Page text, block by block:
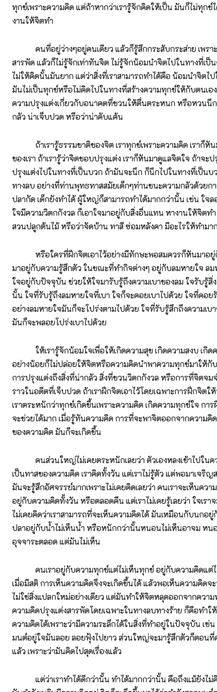
ทุกข์เพราะความคิด แต่ถ้าหากว่าเรารู้จักคิดให้เป็น มันก็ไม่ทุกข์
งานให้จิตทำ
คนที่อยู่ว่างๆอยู่คนเดียว แล้วก็รู้สึกกระสับกระส่าย เพราะ
สารพัด แล้วก็ไม่รู้จักเท่าทันจิต ไม่รู้จักน้อมนำจิตไปในทางที่เป็
ไม่ให้คิดนั้นมันยาก แต่ว่าสิ่งที่เราสามารถทำได้คือ น้อมนำจิตไ
มันไม่เป็นทุกข์หรือไม่คิดไปในทางที่สร้างความทุกข์ให้กับตนเอง
ความปรุงแต่งเกี่ยวกับอนาคตที่ชวนให้ตื่นตระหนก หรือหวนนึ
กลัว น่าเจ็บปวด หรือว่าน่าคับแค้น
ถ้าเรารู้ธรรมชาติของจิต เราทุกข์เพราะความคิด เราก็หั
ของเรา ถ้าเรารู้ว่าจิตชอบปรุงแต่ง เราก็หันมาดูแลจิตใจ ถ้าจะ
ปรุงแต่งไปในทางที่เป็นบวก ถ้ามันจะนึก ก็นึกไปในทางที่เป็น
ทางลบ อย่างที่ท่านพุทธทาสสมัยเด็กๆท่านชนะความกลัวด้วยก
ปลากัด เด็กยังทำได้ ผู้ใหญ่ก็สามารถทำได้มากกว่านั้น เช่น ใจ
ใจมีความวิตกกังวล ก็เอาใจมาอยู่กับสิ่งอื่นแทน หางานให้จิตท
สวนปลูกต้นไม้ หรือว่าจัดบ้าน ทาสี ซ่อมหลังคา มีอะไรให้ทำมา
หรือใครที่ฝึกจิตเอาไว้อย่างมีทักษะพอสมควรก็หันมาอยู่
มาอยู่กับความรู้สึกตัว ในขณะที่ทำกิจต่างๆ อยู่กับลมหายใจ ล
ใจอยู่กับปัจจุบัน ช่วยให้ใจมารับรู้ถึงความเบาของลม ใจรับรู้สิ่
นั้น ใจที่รับรู้ถึงลมหายใจที่เบา ใจก็จะคอยเบาไปด้วย ใจที่คอย
อย่างลมหายใจมันก็จะโปร่งตามไปด้วย ใจที่รับรู้สึกถึงความเบ
มันก็จะพลอยโปร่งเบาไปด้วย
ให้เรารู้จักน้อมใจเพื่อให้เกิดความสุข เกิดความสงบ เกิด
อย่างน้อยก็ไม่ปล่อยให้จิตหรือความคิดนำพาความทุกข์มาให้กับ
การปรุงแต่งถึงสิ่งที่น่ากลัว สิ่งที่ชวนวิตกกังวล หรือการที่จิตจม
ราวในอดีตที่เจ็บปวด ถ้าเราฝึกจิตเอาไว้โดยเฉพาะการฝึกจิตใ
เราตระหนักว่าทุกข์เกิดขึ้นเพราะความคิด เกิดความทุกข์ใจ กา
จะช่วยได้มาก เมื่อรู้ทันความคิด การที่จะพาจิตออกจากความคิ
ของความคิด มันก็จะเกิดขึ้น
คนส่วนใหญ่ไม่เคยตระหนักเลยว่า ตัวเองหลงเข้าไปในค
เป็นทาสของความคิด เราคิดทั้งวัน แต่เราไม่รู้ตัว แต่พอมาเจริ
มันจะรู้สึกอัศจรรย์มากเพราะไม่เคยคิดเลยว่า คนเราจะเห็นควา
อยู่กับความคิดทั้งวัน หรือตลอดคืน แต่เราไม่เคยรู้เลยว่า ใจเรา
ไม่เคยคิดว่าเราสามารถที่จะเห็นความคิดได้ มันเหมือนกับนกอ
ปลาอยู่กับน้ำไม่เห็นน้ำ หรือหนักกว่านั้นหนอนไม่เห็นอาจม ห
อุจจาระตลอด แต่มันไม่เห็น
คนเราอยู่กับความทุกข์แต่ไม่เห็นทุกข์ อยู่กับความคิดแต่ไ
เมื่อมีสติ การเห็นความคิดจึงจะเกิดขึ้นได้ แล้วพอเห็นความคิดจ
ไม่ใช่สิ่งแปลกใหม่อย่างเดียว แต่มันทำให้จิตหลุดออกจากความ
ความคิดปรุงแต่งสารพัดโดยเฉพาะในทางลบทางร้าย ก็คือทำ
ความคิดได้เพราะว่ามีความระลึกได้ในสิ่งที่ทำอยู่ในปัจจุบัน เช่
มนต์อยู่ใจมันลอย ลอยฟุ้งไปยาว ส่วนใหญ่จะมารู้สึกตัวก็ตอน
แล้ว เพราะว่ามันคิดไปสุดเรื่องแล้ว
แต่ว่าเราทำได้ดีกว่านั้น ทำได้มากกว่านั้น คือถึงแม้ยังไม่